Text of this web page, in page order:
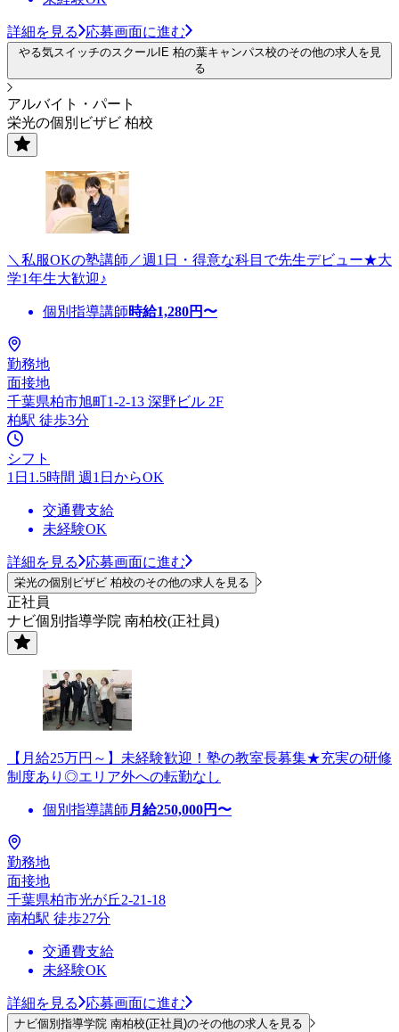
詳細を見る 応募画面に進む
やる気スイッチのスクールIE 柏の葉キャンパス校のその他の求人を見
る
アルバイト・パート
栄光の個別ビザビ 柏校
＼私服OKの塾講師／週1日・得意な科目で先生デビュー★大
学1年生大歓迎♪
個別指導講師時給1,280円〜
勤務地
面接地
千葉県柏市旭町1-2-13 深野ビル 2F
柏駅 徒歩3分
シフト
1日1.5時間 週1日からOK
交通費支給
未経験OK
詳細を見る 応募画面に進む
栄光の個別ビザビ 柏校のその他の求人を見る
正社員
ナビ個別指導学院 南柏校(正社員)
【月給25万円～】未経験歓迎！塾の教室長募集★充実の研修
制度あり◎エリア外への転勤なし
個別指導講師 月給250,000円〜
勤務地
面接地
千葉県柏市光が丘2-21-18
南柏駅 徒歩27分
交通費支給
未経験OK
詳細を見る 応募画面に進む
ナビ個別指導学院 南柏校(正社員)のその他の求人を見る